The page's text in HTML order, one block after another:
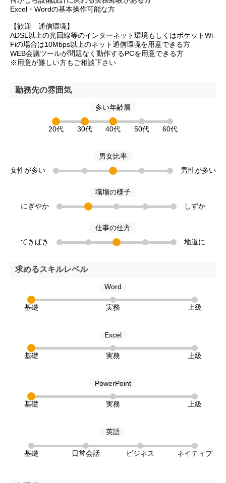
Excel・Wordの基本操作可能な方
【歓迎 通信環境】
ADSL以上の光回線等のインターネット環境もしくはポケットWi-
Fiの場合は10Mbps以上のネット通信環境を用意できる方
WEB会議ツールが問題なく動作するPCを用意できる方
※用意が難しい方もご相談下さい
勤務先の雰囲気
多い年齢層
20代 30代 40代 50代 60代
男女比率
女性が多い
男性が多い
職場の様子
にぎやか
しずか
仕事の仕方
てきぱき
地道に
求めるスキルレベル
Word
基礎 実務 上級
Excel
基礎 実務 上級
PowerPoint
基礎 実務 上級
英語
基礎 日常会話 ビジネス ネイティブ